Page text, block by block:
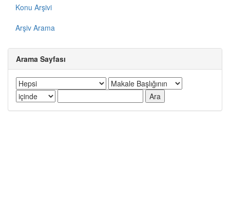
Konu Arşivi
Arşiv Arama
Arama Sayfası